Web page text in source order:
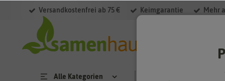
Versandkostenfrei ab 75 € Keimgarantie Mehr
Alle Kategorien
Filter